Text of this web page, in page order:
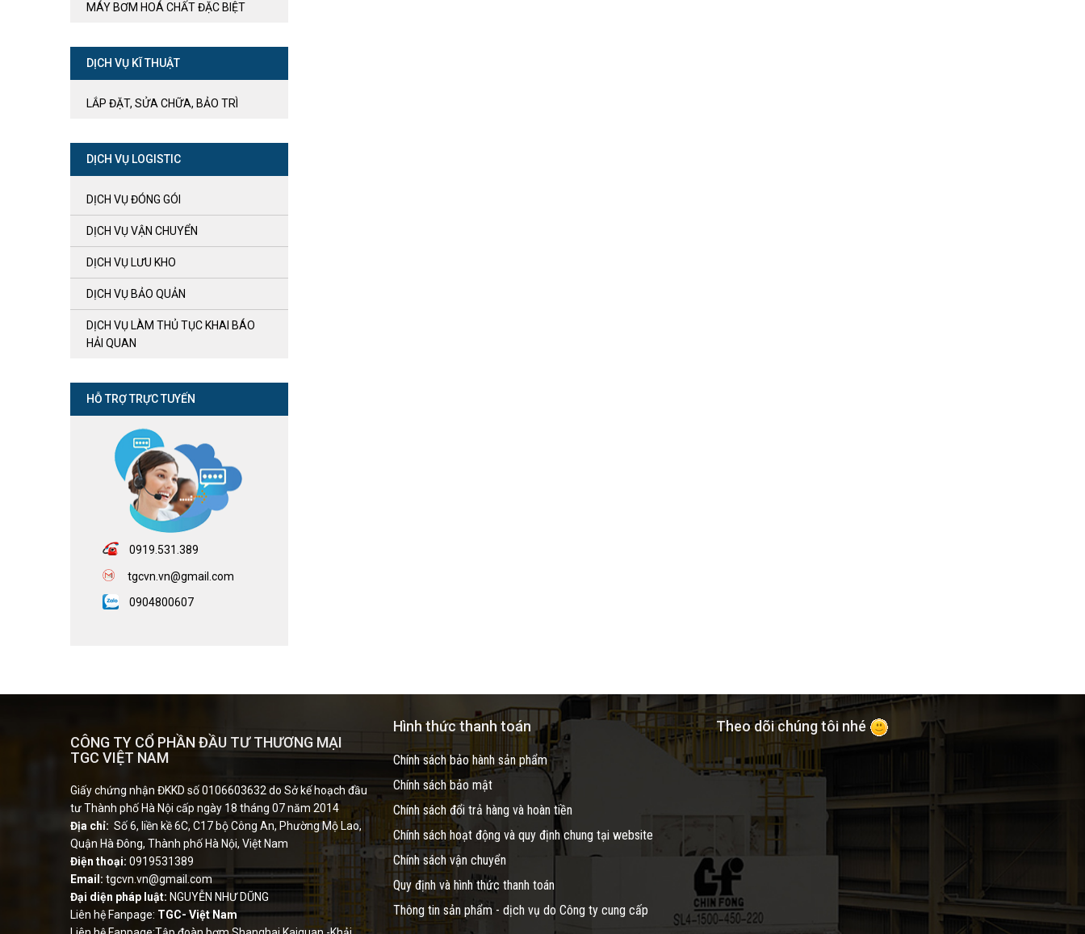
MÁY BƠM HOÁ CHẤT ĐẶC BIỆT
DỊCH VỤ KĨ THUẬT
LẮP ĐẶT, SỬA CHỮA, BẢO TRÌ
DỊCH VỤ LOGISTIC
DỊCH VỤ ĐÓNG GÓI
DỊCH VỤ VẬN CHUYỂN
DỊCH VỤ LƯU KHO
DỊCH VỤ BẢO QUẢN
DỊCH VỤ LÀM THỦ TỤC KHAI BÁO
HẢI QUAN
HỖ TRỢ TRỰC TUYẾN
0919.531.389
tgcvn.vn@gmail.com
0904800607
CÔNG TY CỔ PHẦN ĐẦU TƯ THƯƠNG MẠI
TGC VIỆT NAM
Giấy chứng nhận ĐKKD số 0106603632 do Sở kế hoạch đầu
tư Thành phố Hà Nội cấp ngày 18 tháng 07 năm 2014
Địa chỉ: Số 6, liền kề 6C, C17 bộ Công An, Phường Mộ Lao,
Quận Hà Đông, Thành phố Hà Nội, Việt Nam
Điện thoại: 0919531389
Email: tgcvn.vn@gmail.com
Đại diện pháp luật: NGUYỄN NHƯ DŨNG
Liên hệ Fanpage: TGC- Việt Nam
Hình thức thanh toán
Chính sách bảo hành sản phẩm
Chính sách bảo mật
Chính sách đổi trả hàng và hoàn tiền
Chính sách hoạt động và quy định chung tại website
Chính sách vận chuyển
Quy định và hình thức thanh toán
Thông tin sản phẩm - dịch vụ do Công ty cung cấp
Theo dõi chúng tôi nhé